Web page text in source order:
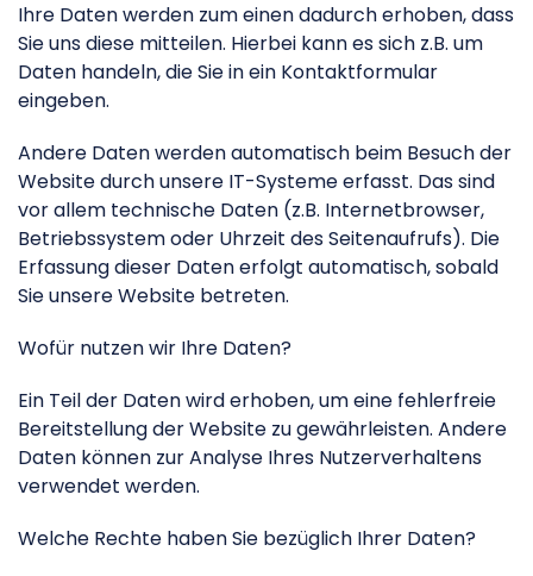
Ihre Daten werden zum einen dadurch erhoben, dass
Sie uns diese mitteilen. Hierbei kann es sich z.B. um
Daten handeln, die Sie in ein Kontaktformular
eingeben.
Andere Daten werden automatisch beim Besuch der
Website durch unsere IT-Systeme erfasst. Das sind
vor allem technische Daten (z.B. Internetbrowser,
Betriebssystem oder Uhrzeit des Seitenaufrufs). Die
Erfassung dieser Daten erfolgt automatisch, sobald
Sie unsere Website betreten.
Wofür nutzen wir Ihre Daten?
Ein Teil der Daten wird erhoben, um eine fehlerfreie
Bereitstellung der Website zu gewährleisten. Andere
Daten können zur Analyse Ihres Nutzerverhaltens
verwendet werden.
Welche Rechte haben Sie bezüglich Ihrer Daten?